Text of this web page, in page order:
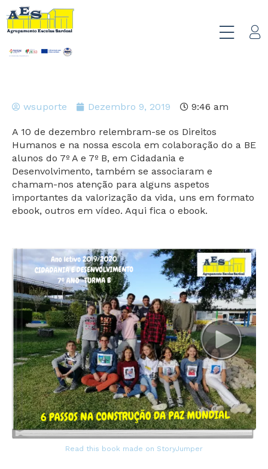
wsuporte Dezembro 9, 2019 9:46 am
A 10 de dezembro relembram-se os Direitos
Humanos e na nossa escola em colaboração do a BE
alunos do 7º A e 7º B, em Cidadania e
Desenvolvimento, também se associaram e
chamam-nos atenção para alguns aspetos
importantes da valorização da vida, uns em formato
ebook, outros em vídeo. Aqui fica o ebook.
Read this book made on StoryJumper